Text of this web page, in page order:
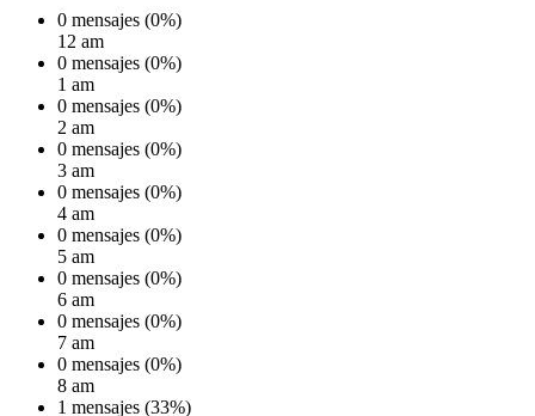
0 mensajes (0%)
12 am
0 mensajes (0%)
1 am
0 mensajes (0%)
2 am
0 mensajes (0%)
3 am
0 mensajes (0%)
4 am
0 mensajes (0%)
5 am
0 mensajes (0%)
6 am
0 mensajes (0%)
7 am
0 mensajes (0%)
8 am
1 mensajes (33%)